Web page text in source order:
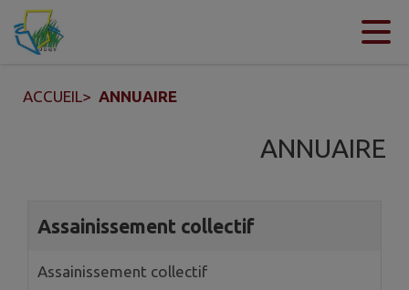
Contenu
ACCUEIL> ANNUAIRE
ANNUAIRE
Assainissement collectif
Assainissement collectif